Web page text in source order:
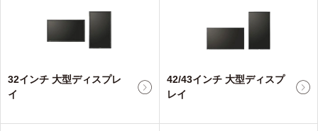
32インチ 大型ディスプレ
イ
42/43インチ 大型ディスプ
レイ